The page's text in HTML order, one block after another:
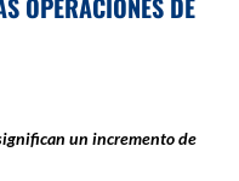
un incremento de